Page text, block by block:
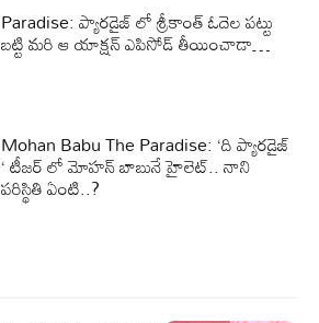
Paradise: ప్యారడైజ్ లో శ్రీకాంత్ ఓదెల పట్టు
బట్టి మరి ఆ యాక్షన్ ఎపిసోడ్ తీయించాడా…
Mohan Babu The Paradise: ‘ది ప్యారడైజ్
‘ టీజర్ లో మోహన్ బాబునే హైలెట్.. నాని
పరిస్థితి ఏంటి..?